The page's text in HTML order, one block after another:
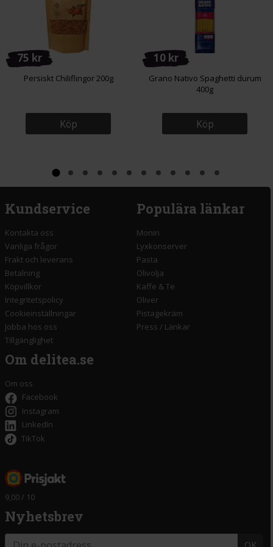
75 kr
Persiskt Chiliflingor 200g
Köp
10 kr
Grano Nativo Spaghetti durum
400g
Köp
Kundservice
Kontakta oss
Vanliga frågor
Frakt och leverans
Betalning
Köpvillkor
Integritetspolicy
Cookieinställningar
Jobba hos oss
Tillgänglighet
Populära länkar
Monin
Lyxkonserver
Pasta
Olivolja
Kaffe & Te
Oliver
Pistagekräm
Press / Länkar
Om delitea.se
Om oss
Facebook
Instagram
LinkedIn
TikTok
9,00 / 10
Nyhetsbrev